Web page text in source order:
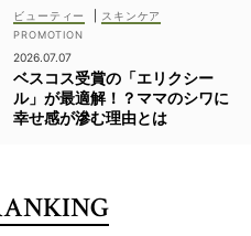
ビューティー スキンケア
2026.07.07
ベスコス受賞の「エリクシー
ル」が最適解！？ママのシワに
幸せ感が滲む理由とは